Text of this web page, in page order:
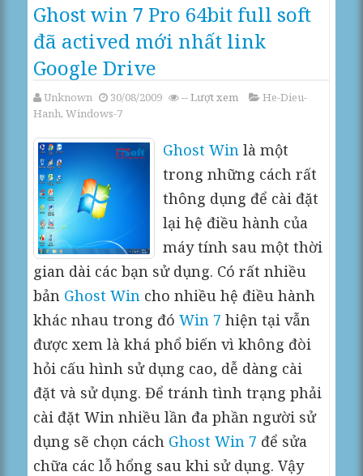
Ghost win 7 Pro 64bit full soft
đã actived mới nhất link
Google Drive
Unknown 30/08/2009 --Lượt xem
He-Dieu-
Hanh,Windows-7
Ghost Win là một
trong những cách rất
thông dụng để cài đặt
lại hệ điều hành của
máy tính sau một thời
gian dài các bạn sử dụng. Có rất nhiều
bản Ghost Win cho nhiều hệ điều hành
khác nhau trong đóWin 7 hiện tại vẫn
được xem là khá phổ biến vì không đòi
hỏi cấu hình sử dụng cao, dễ dàng cài
đặt và sử dụng. Để tránh tình trạng phải
cài đặt Win nhiều lần đa phần người sử
dụng sẽ chọn cách Ghost Win 7 để sửa
chữa các lỗ hổng sau khi sử dụng. Vậy